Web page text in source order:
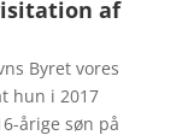
af
Byret vores
hun i 2017
årige søn på